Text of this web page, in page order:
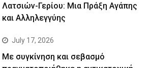
Λατσιών-Γερίου: Μια Πράξη Αγάπης
και Αλληλεγγύης
July 17, 2026
Με συγκίνηση και σεβασμό